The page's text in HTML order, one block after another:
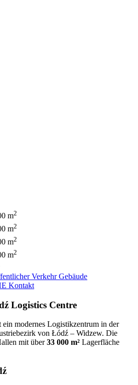
m2
m2
m2
m2
Verkehr Gebäude
Kontakt
Logistics Centre
ein modernes Logistikzentrum in der
von Łódź – Widzew. Die
mit über33 000 m² Lagerfläche